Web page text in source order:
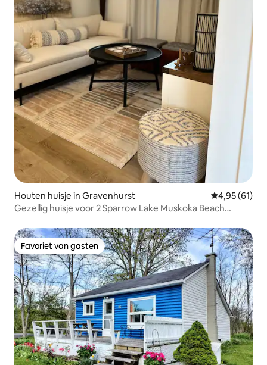
Houten huisje in Gravenhurst Gemiddelde
4,95 (61)
Gezellig huisje voor 2 Sparrow Lake Muskoka Beach
Favoriet van gasten
Favoriet van gasten